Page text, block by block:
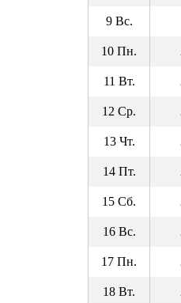
9 Вс.
10 Пн.
11 Вт.
12 Ср.
13 Чт.
14 Пт.
15 Сб.
16 Вс.
17 Пн.
18 Вт.